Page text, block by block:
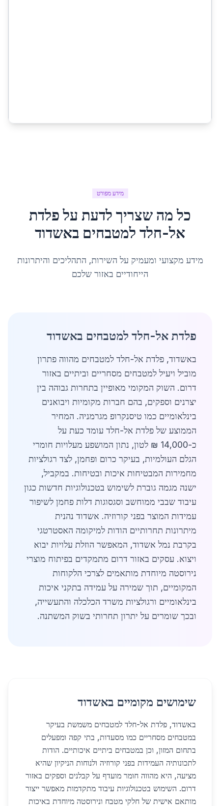
מידע מפורט
כל מה שצריך לדעת עלפלדת
אל-חלד למטבחים באשדוד
מידע מקצועי ומעמיק על השירות, התהליכים והיתרונות
הייחודיים באזור שלכם
פלדת אל-חלד למטבחים באשדוד
באשדוד, פלדת אל-חלד למטבחים מהווה פתרון
מוביל ויעיל למטבחים מסחריים וביתיים באזור
דרום. השוק המקומי מאופיין בתחרות גבוהה בין
יצרנים וספקים, בהם חברות מקומיות ויבואנים
בינלאומיים כמו טיסנקרופ מגרמניה. המחיר
הממוצע של פלדת אל-חלד עומד כעת על
כ-14,000 ₪ לטון, נתון המושפע מעלויות חומרי
הגלם העולמיות, בעיקר כרום ופחמן, לצד רגולציות
מחמירות המבטיחות איכות ובטיחות. במקביל,
ישנה מגמה גוברת לשימוש בטכנולוגיות חדשות כגון
עיבוד שבבי ממוחשב וסגסוגות דלות פחמן לשיפור
עמידות המוצר בפני קורוזיה. אשדוד נהנית
מיתרונות תחרותיים הודות למיקומה האסטרטגי
בקרבת נמל אשדוד, המאפשר הוזלת עלויות יבוא
ויצוא. עסקים באזור דרום מתמקדים בפיתוח מוצרי
נירוסטה מיוחדת מותאמים לצרכי הלקוחות
המקומיים, תוך שמירה על עמידה בתקני איכות
בינלאומיים ורגולציות משרד הכלכלה והתעשייה,
ובכך שומרים על יתרון תחרותי בשוק המשתנה.
שימושים מקומיים באשדוד
באשדוד, פלדת אל-חלד למטבחים משמשת בעיקר
במטבחים מסחריים כמו מסעדות, בתי קפה ומפעלים
בתחום המזון, וכן במטבחים ביתיים איכותיים. הודות
לתכונותיה העמידות בפני קורוזיה ולנוחות הניקיון שהיא
מציעה, היא מהווה חומר מועדף על קבלנים וספקים באזור
דרום. השימוש בטכנולוגיות עיבוד מתקדמות מאפשר ייצור
מותאם אישית של חלקי מטבח ונירוסטה מיוחדת באיכות